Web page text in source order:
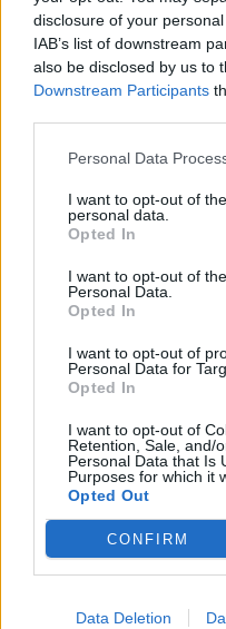
disclosure of your
IAB’s list of downstream
also be disclosed by us to
Downstream Participants
Personal Data
I want to opt-out of
personal data.
Opted In
I want to opt-out of
Personal Data.
Opted In
I want to opt-out of
Personal Data for
Opted In
I want to opt-out of
Retention, Sale, and/
Personal Data that Is
Purposes for which it
Opted Out
CONFIRM
Data Deletion